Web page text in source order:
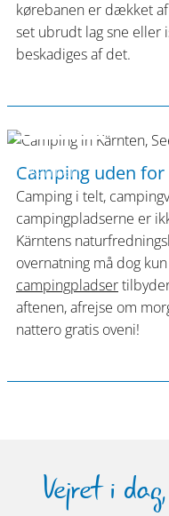
kørebanen er dækket
set ubrudt lag sne eller
beskadiges af det.
Campinggenuss
in Kärnten
Camping uden
Camping i telt,
campingpladserne er
Kärntens
overnatning må dog
campingpladser
aftenen, afrejse om
nattero gratis oveni!
Vejret i